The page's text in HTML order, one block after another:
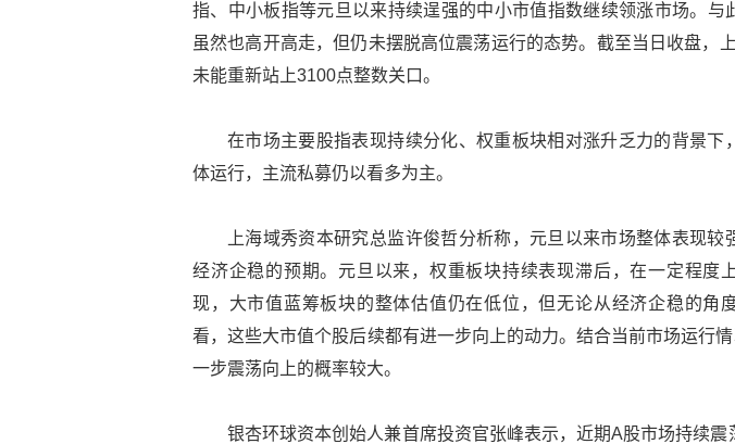
指、中小板指等元旦以来持续逞强的中小市值指数继续领涨市场。与
虽然也高开高走，但仍未摆脱高位震荡运行的态势。截至当日收盘，
未能重新站上3100点整数关口。
在市场主要股指表现持续分化、权重板块相对涨升乏力的背景下
体运行，主流私募仍以看多为主。
上海域秀资本研究总监许俊哲分析称，元旦以来市场整体表现较
经济企稳的预期。元旦以来，权重板块持续表现滞后，在一定程度
现，大市值蓝筹板块的整体估值仍在低位，但无论从经济企稳的角
看，这些大市值个股后续都有进一步向上的动力。结合当前市场运行
一步震荡向上的概率较大。
银杏环球资本创始人兼首席投资官张峰表示，近期A股市场持续震